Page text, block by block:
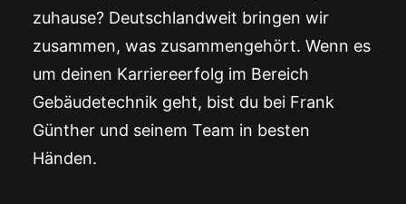
zuhause? Deutschlandweit bringen wir
zusammen, was zusammengehört. Wenn es
um deinen Karriereerfolg im Bereich
Gebäudetechnik geht, bist du bei Frank
Günther und seinem Team in besten
Händen.